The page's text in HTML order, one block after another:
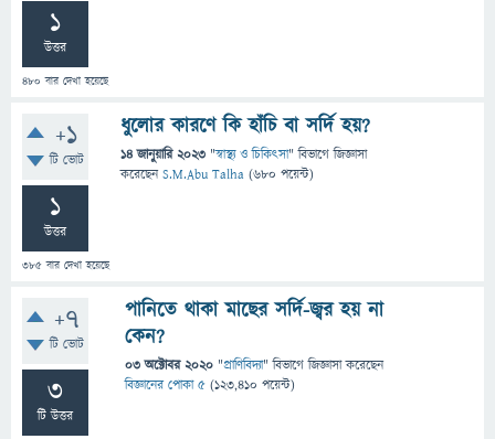
1
উত্তর
480 বার দেখা হয়েছে
+1
টি ভোট
1
উত্তর
385 বার দেখা হয়েছে
ধুলোর কারণে কি হাঁচি বা সর্দি হয়?
14 জানুয়ারি 2023 "স্বাস্থ্য ও চিকিৎসা" বিভাগে জিজ্ঞাসা
করেছেনS.M.Abu Talha (680 পয়েন্ট)
+7
টি ভোট
3
টি উত্তর
পানিতে থাকা মাছের সর্দি-জ্বর হয় না
কেন?
03 অক্টোবর 2020 "প্রাণিবিদ্যা" বিভাগে জিজ্ঞাসাকরেছেন
বিজ্ঞানের পোকা ৫ (123,410 পয়েন্ট)